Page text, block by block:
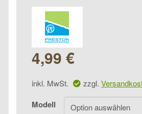
4,99 €
inkl. MwSt. zzgl.
Modell